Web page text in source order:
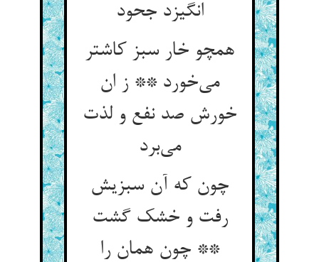
انگیزد جحود
همچو خار سبز کاشتر
می‌‌خورد ** ز ان
خورش صد نفع و لذت
می‌‌برد
چون که آن سبزیش
رفت و خشک گشت
** چون همان را